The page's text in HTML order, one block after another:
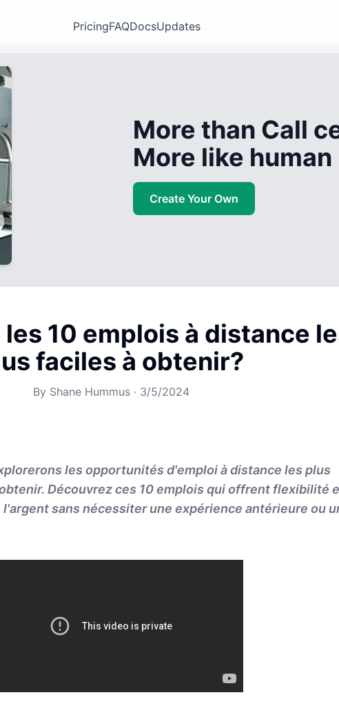
PricingFAQDocsUpdates
More than Call
More like human
Create Your Own
10 emplois à distance
faciles à obtenir?
By Shane Hummus· 3/5/2024
les opportunités d'emploi à distance les plus
Découvrez ces 10 emplois qui offrent flexibilité
sans nécessiter une expérience antérieure ou